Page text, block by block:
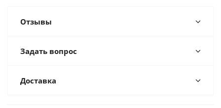
Отзывы
Задать вопрос
Доставка